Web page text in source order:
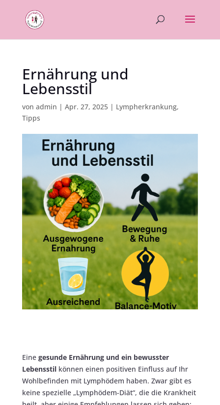
Ernährung und
Lebensstil
von admin | Apr. 27, 2025| Lympherkrankung,
Tipps
Eine gesunde Ernährung und ein bewusster
Lebensstilkönnen einen positiven Einfluss auf Ihr
Wohlbefinden mit Lymphödem haben. Zwar gibt es
keine spezielle „Lymphödem-Diät“, die die Krankheit